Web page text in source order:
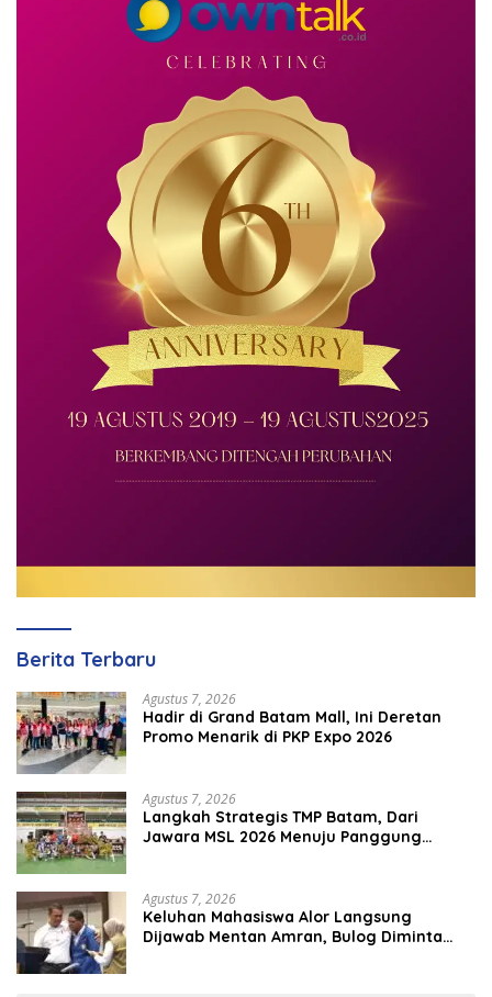
Berita Terbaru
Agustus 7, 2026
Hadir di Grand Batam Mall, Ini Deretan
Promo Menarik di PKP Expo 2026
Agustus 7, 2026
Langkah Strategis TMP Batam, Dari
Jawara MSL 2026 Menuju Panggung
Agustus 7, 2026
Keluhan Mahasiswa Alor Langsung
Dijawab Mentan Amran, Bulog Diminta